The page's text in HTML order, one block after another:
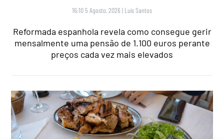
16:10 5 Agosto, 2026 | Luís Santos
Reformada espanhola revela como consegue gerir
mensalmente uma pensão de 1.100 euros perante
preços cada vez mais elevados